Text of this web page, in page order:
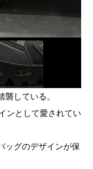
している。
ンとして愛されてい
ッグのデザインが保